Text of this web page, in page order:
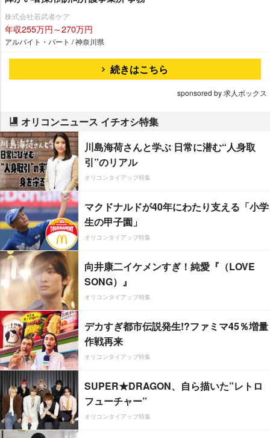
株式会社若武者ケア
年収255万円～270万円
アルバイト・パート / 神奈川県
続きはこちら
sponsored by 求人ボックス
オリコンニュース イチオシ特集
川島海荷さんと学ぶ 日常に潜む“人身取
引”のリアル
オリコンタイアップ特集
マクドナルドが40年にわたり支える「小学
生の甲子園」
オリコンタイアップ特集
向井康二イケメンすぎ！純愛『（LOVE
SONG）』
オリコンタイアップ特集
デカすぎ都市伝説発生!?ファミマ45％増量
作戦再来
オリコンタイアップ特集
SUPER★DRAGON、自ら描いた”レトロ
フューチャー”
オリコンタイアップ特集